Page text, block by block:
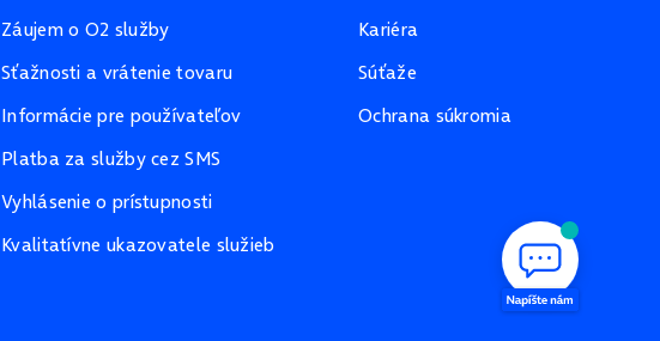
Záujem o O2 služby
Sťažnosti a vrátenie tovaru
Informácie pre používateľov
Platba za služby cez SMS
Vyhlásenie o prístupnosti
Kvalitatívne ukazovatele služieb
Kariéra
Súťaže
Ochrana súkromia